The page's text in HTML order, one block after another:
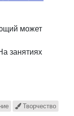
может
занятиях
Творчество